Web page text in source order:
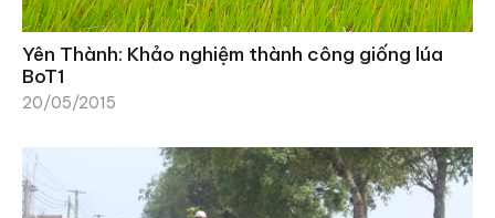
Yên Thành: Khảo nghiệm thành công giống lúa
BoT1
20/05/2015